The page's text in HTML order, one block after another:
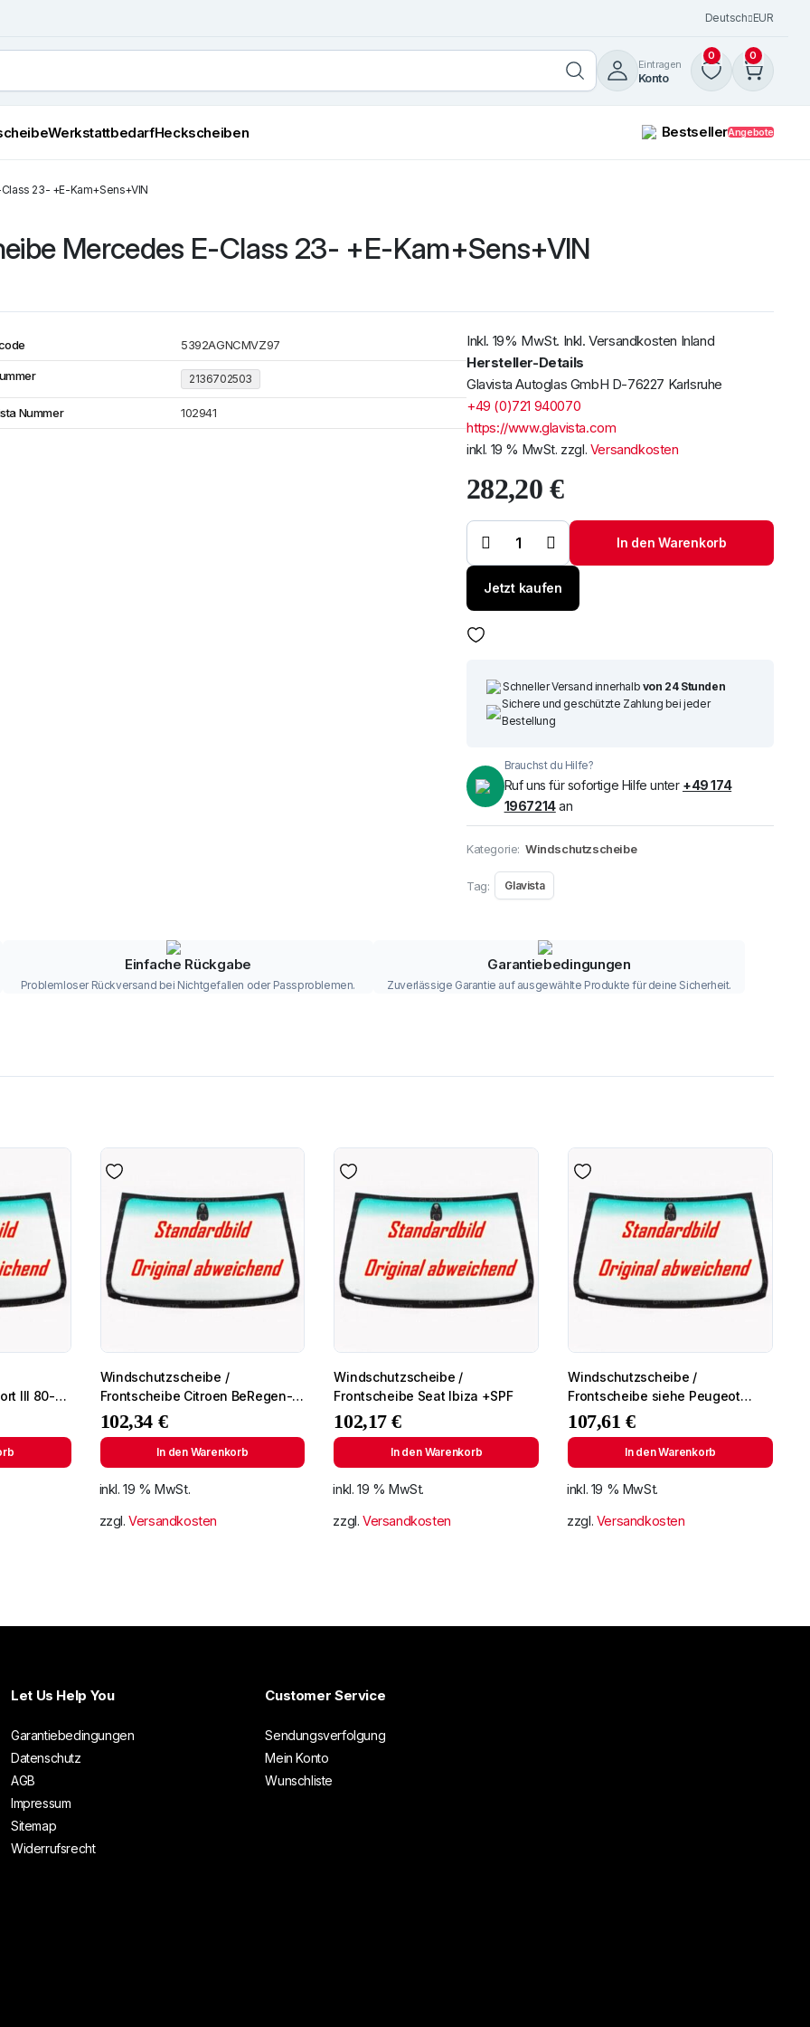
Deutsch EUR
Eintragen
Konto
0 0
WerkstattbedarfHeckscheiben BestsellerAngebote
Um alle reduzierten
23- +E-Kam+Sens+VIN
Mercedes E-Class 23- +E-Kam+Sens+VIN
5392AGNCMVZ97
2136702503
Nummer 102941
Inkl. 19% MwSt. Inkl. Versandkosten Inland
Hersteller-Details
Glavista Autoglas GmbH D-76227 Karlsruhe
+49 (0)721 940070
https://www.glavista.com
inkl. 19 % MwSt. zzgl. Versandkosten
282,20 €
/ Frontscheibe
Mercedes E-Class
23- +E-
Kam+Sens+VIN
Menge
In den Warenkorb
Jetzt kaufen
Schneller Versand innerhalb von 24 Stunden
Sichere und geschützte Zahlung bei jeder
Bestellung
Brauchst du Hilfe?
Ruf uns für sofortige Hilfe unter +49 174
1967214an
Kategorie: Windschutzscheibe
Tag: Glavista
Einfache Rückgabe
Problemloser Rückversand bei Nichtgefallen oder Passproblemen.
Garantiebedingungen
Zuverlässige Garantie auf ausgewählte Produkte für deine Sicherheit.
III 80-
Windschutzscheibe /
Frontscheibe Citroen BeRegen-
Lichtingo 96- +Spiegelhalter
102,34 €
In den Warenkorb
inkl. 19 % MwSt.
zzgl.Versandkosten
Windschutzscheibe /
Frontscheibe Seat Ibiza +SPF
102,17€
In den Warenkorb
inkl. 19 % MwSt.
zzgl. Versandkosten
Windschutzscheibe /
Frontscheibe siehe Peugeot
Partner 96- (2724)
107,61€
In den Warenkorb
inkl. 19 % MwSt.
zzgl. Versandkosten
Let Us Help You
Garantiebedingungen
Datenschutz
AGB
Impressum
Sitemap
Widerrufsrecht
Customer Service
Sendungsverfolgung
Mein Konto
Wunschliste